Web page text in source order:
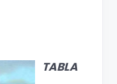
TABLA